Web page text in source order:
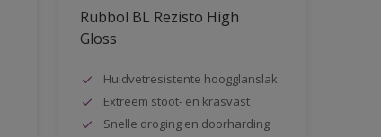
Rubbol BL Rezisto High
Gloss
Huidvetresistente hoogglanslak
Extreem stoot- en krasvast
Snelle droging en doorharding